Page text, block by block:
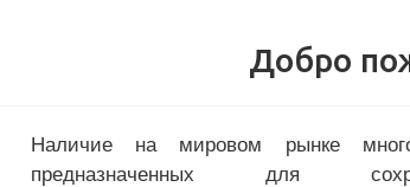
Добро
Наличие на мировом рынке
предназначенных для